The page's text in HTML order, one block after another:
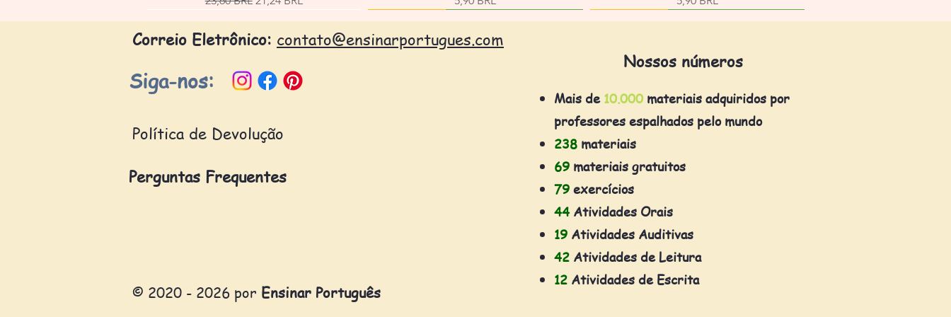
Correio Eletrônico: contato@ensinarportugues.com
Siga-nos:
Política de Devolução
Perguntas Frequentes
© 2020 - 2026 por Ensinar Português
Nossos números
Mais de 10.000 materiais adquiridos por
professores espalhados pelo mundo
238 materiais
69 materiais gratuitos
79 exercícios
44Atividades Orais
19 Atividades Auditivas
42 Atividades de Leitura
12 Atividades de Escrita